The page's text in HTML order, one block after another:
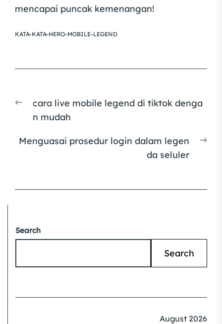
mencapai puncak kemenangan!
KATA-KATA-HERO-MOBILE-LEGEND
navigation
Previous
post:
cara live mobile legend di tiktok denga
n mudah
Menguasai prosedur login dalam legen
da seluler
Search
Search
August 2026